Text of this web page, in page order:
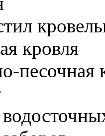
кровля
песочная